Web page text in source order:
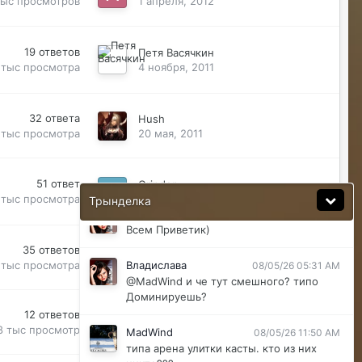
19 ответов
просмотра
Петя Васячкин
4 ноября, 2011
32 ответа
просмотра
Hush
20 мая, 2011
51 ответ
просмотра
Grinder
25 марта, 2011
35 ответов
тыс просмотра
2 февраля, 2011
12 ответов
тыс просмотр
19 января, 2011
Трынделка
@ДусяАгрегаТ последний месяц лета-
вот наступит осень и народ вернется
Ну да мб вы правы .
ахахахахха)
08/05/26 05:30 AM
Всем Приветик)
Владислава 08/05/26 05:31 AM
@MadWind и че тут смешного? типо
Доминируешь?
MadWind 08/05/26 11:50 AM
типа арена улитки касты. кто из них